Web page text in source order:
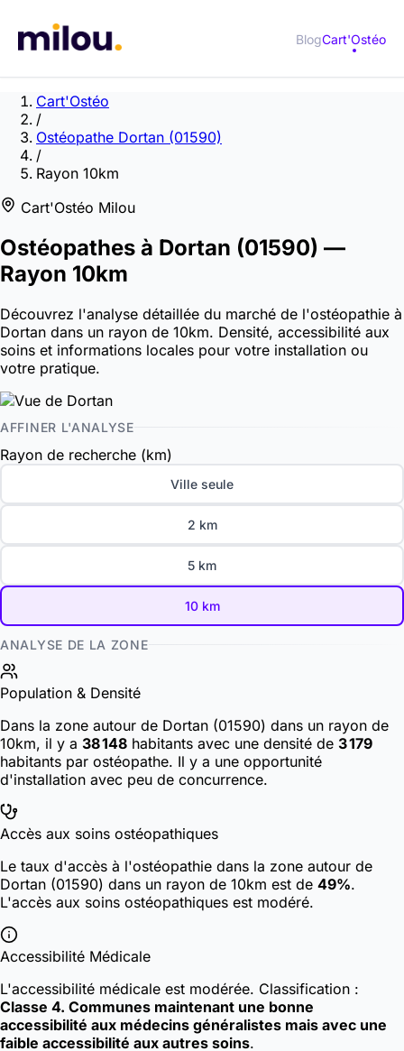
BlogCart'Ostéo
Cart'Ostéo
/
Ostéopathe Dortan (01590)
/
Rayon 10km
Cart'Ostéo Milou
Ostéopathes à Dortan (01590) —
Rayon 10km
Découvrez l'analyse détaillée du marché de l'ostéopathie à
Dortan dans un rayon de 10km. Densité, accessibilité aux
soins et informations locales pour votre installation ou
votre pratique.
AFFINER L'ANALYSE
Rayon de recherche (km)
Ville seule
2 km
5 km
10 km
ANALYSE DE LA ZONE
Population & Densité
Dans la zone autour de Dortan (01590) dans un rayon de
10km, il y a 38 148 habitants avec une densité de 3 179
habitants par ostéopathe. Il y a une opportunité
d'installation avec peu de concurrence.
Accès aux soins ostéopathiques
Le taux d'accès à l'ostéopathie dans la zone autour de
Dortan (01590) dans un rayon de 10km est de 49%.
L'accès aux soins ostéopathiques est modéré.
Accessibilité Médicale
L'accessibilité médicale est modérée. Classification :
Classe 4. Communes maintenant une bonne
accessibilité aux médecins généralistes mais avec une
faible accessibilité aux autres soins.